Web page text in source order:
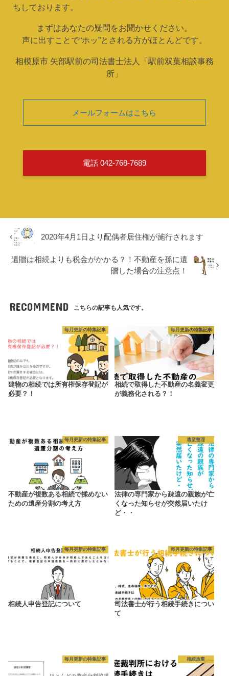
ちしております。
まずはあなたの疑問をお聞かせください。
声に出すことで“ホッ”とされる方がほとんどです。
相模原市 矢部駅前の司法書士法人「駅前双葉相談事務
所」
メールフォームはこちら
電話 042-768-7689
2020年4月1日より配偶者居住権が施行されます
遺贈は相続よりも税金がかかる？！不動産を孫に遺
贈した場合の注意点！
RECOMMEND こちらの記事も人気です。
毎月更新の特集記事
建物の相続では所有権保存登記が
必要？！
毎月更新の特集記事
相続で取得した不動産の名義変更
が義務化される？！
毎月更新の特集記事
不動産が複数ある相続で揉めない
ための遺産分割の考え方
遺産整理
法律の専門家から疎遠の親族が亡
くなった知らせが突然届いたけ
ど・・
毎月更新の特集記事
相続人申告登記について
毎月更新の特集記事
司法書士が行う相続手続きについ
て
毎月更新の特集記事 相続放棄